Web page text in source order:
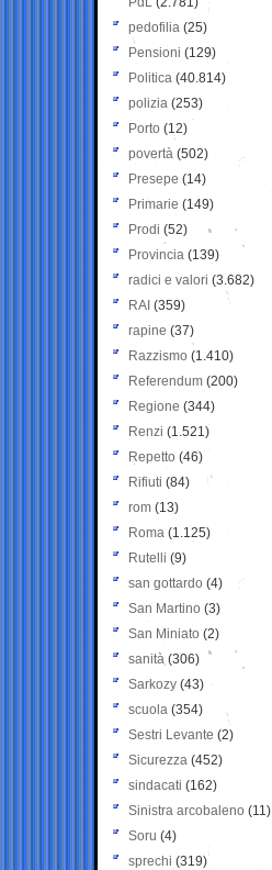
pedofilia (25)
Pensioni (129)
Politica (40.814)
polizia (253)
Porto (12)
povertà (502)
Presepe (14)
Primarie (149)
Prodi (52)
Provincia (139)
radici e valori (3.682)
RAI (359)
rapine (37)
Razzismo (1.410)
Referendum (200)
Regione (344)
Renzi (1.521)
Repetto (46)
Rifiuti (84)
rom (13)
Roma (1.125)
Rutelli (9)
san gottardo (4)
San Martino (3)
San Miniato (2)
sanità (306)
Sarkozy (43)
scuola (354)
Sestri Levante (2)
Sicurezza (452)
sindacati (162)
Sinistra arcobaleno (11)
Soru (4)
sprechi (319)